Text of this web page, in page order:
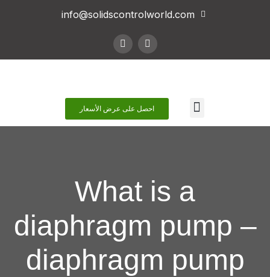
info@solidscontrolworld.com
احصل على عرض الأسعار
What is a
diaphragm pump –
diaphragm pump